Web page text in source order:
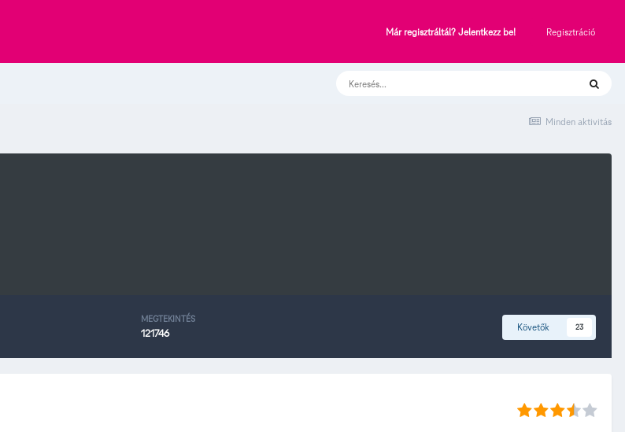
Már regisztráltál? Jelentkezz be! Regisztráció
Minden aktivitás
Követők 23
MEGTEKINTÉS
121746